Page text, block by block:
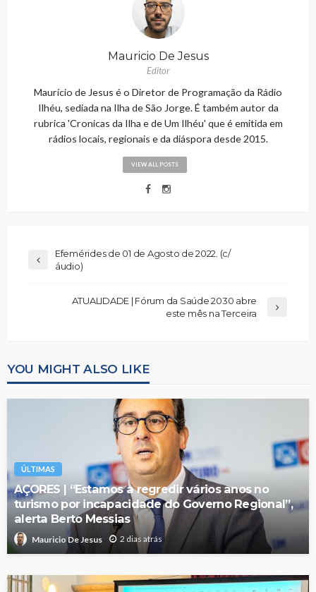
Mauricio De Jesus
Editor
Maurício de Jesus é o Diretor de Programação da Rádio
Ilhéu, sediada na Ilha de São Jorge. É também autor da
rubrica 'Cronicas da Ilha e de Um Ilhéu' que é emitida em
rádios locais, regionais e da diáspora desde 2015.
VIEW ALL POSTS
Efemérides de 01 de Agosto de 2022. (c/
áudio)
ATUALIDADE | Fórum da Saúde 2030 abre
este mês na Terceira
YOU MIGHT ALSO LIKE
ÚLTIMAS
AÇORES | “Estamos a regredir vários anos no
turismo por incapacidade do Governo Regional”,
alerta Berto Messias
Mauricio De Jesus 2 dias atrás